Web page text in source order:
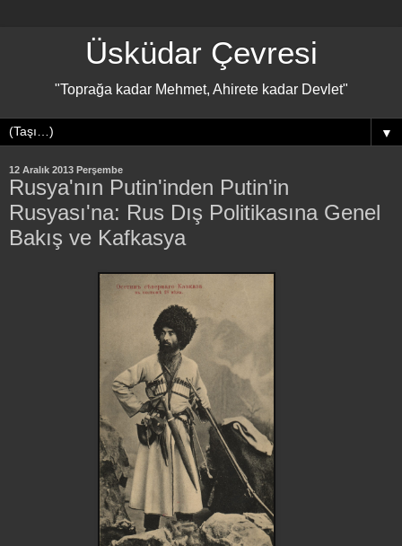
Üsküdar Çevresi
"Toprağa kadar Mehmet, Ahirete kadar Devlet"
▼
12 Aralık 2013 Perşembe
Rusya'nın Putin'inden Putin'in
Rusyası'na: Rus Dış Politikasına Genel
Bakış ve Kafkasya